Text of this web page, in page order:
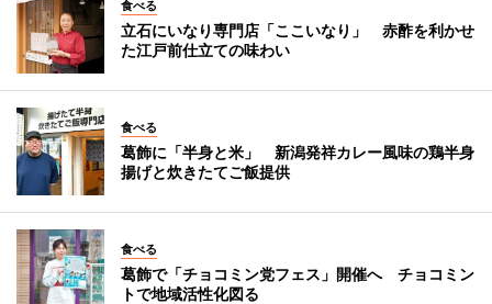
食べる
立石にいなり専門店「ここいなり」 赤酢を利かせ
た江戸前仕立ての味わい
食べる
葛飾に「半身と米」 新潟発祥カレー風味の鶏半身
揚げと炊きたてご飯提供
食べる
葛飾で「チョコミン党フェス」開催へ チョコミン
トで地域活性化図る